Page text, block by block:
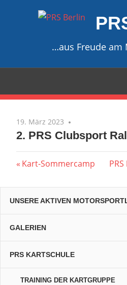
…aus Freude am
19. März 2023
2. PRS Clubsport
Vorheriger
Kart-Sommercamp
UNSERE AKTIVEN
GALERIEN
PRS KARTSCHULE
TRAINING DER KARTGRUPPE